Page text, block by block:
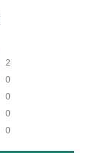
2
0
0
0
0